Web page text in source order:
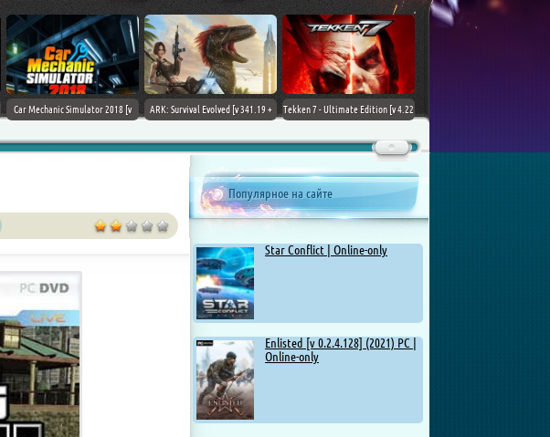
Car Mechanic Simulator 2018 [v
ARK: Survival Evolved [v 341.19 +
Tekken 7 - Ultimate Edition [v 4.22
Chovka
Популярное на сайте
Star Conflict | Online-only
Enlisted [v 0.2.4.128] (2021) PC |
Online-only